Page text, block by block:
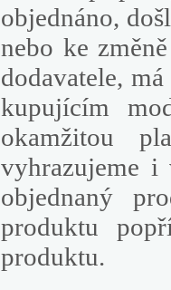
objednáno,
nebo ke
dodavatele,
kupujícím
okamžitou
vyhrazujeme i
objednaný
produktu
produktu.